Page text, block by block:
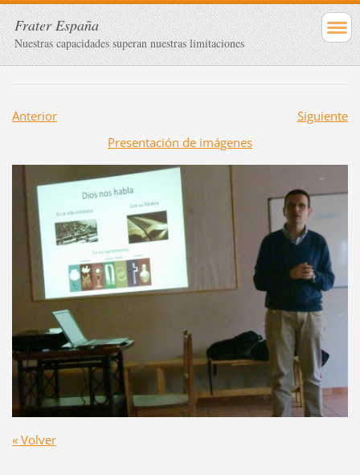
Frater España
Nuestras capacidades superan nuestras limitaciones
Anterior
Siguiente
Presentación de imágenes
« Volver